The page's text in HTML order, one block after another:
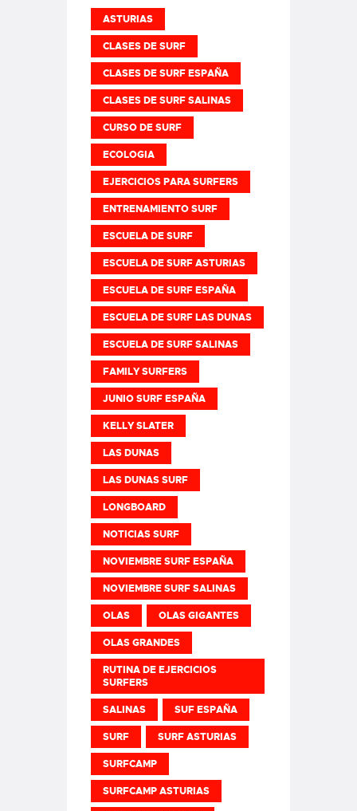
ASTURIAS
CLASES DE SURF
CLASES DE SURF ESPAÑA
CLASES DE SURF SALINAS
CURSO DE SURF
ECOLOGIA
EJERCICIOS PARA SURFERS
ENTRENAMIENTO SURF
ESCUELA DE SURF
ESCUELA DE SURF ASTURIAS
ESCUELA DE SURF ESPAÑA
ESCUELA DE SURF LAS DUNAS
ESCUELA DE SURF SALINAS
FAMILY SURFERS
JUNIO SURF ESPAÑA
KELLY SLATER
LAS DUNAS
LAS DUNAS SURF
LONGBOARD
NOTICIAS SURF
NOVIEMBRE SURF ESPAÑA
NOVIEMBRE SURF SALINAS
OLAS OLAS GIGANTES
OLAS GRANDES
RUTINA DE EJERCICIOS
SURFERS
SALINAS SUF ESPAÑA
SURF SURF ASTURIAS
SURFCAMP
SURFCAMP ASTURIAS